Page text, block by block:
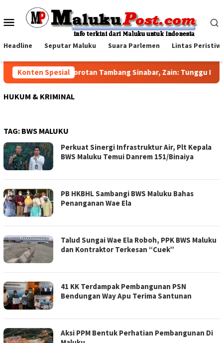
konten
Menu
Headline Seputar Maluku Suara Parlemen Lintas
Konten Spesial
Jawab Sorotan Tambang Sinabar, Zain: Tunggu
HUKUM & KRIMINAL
TAG: BWS MALUKU
Perkuat Sinergi Infrastruktur Air, Plt Kepala
BWS Maluku Temui Danrem 151/Binaiya
PB HKBHL Sambangi BWS Maluku Bahas
Penanganan Wae Ela
Talud Sungai Wae Ela Roboh, PPK BWS Maluku
dan Kontraktor Terkesan “Cuek”
41 KK Terdampak Pembangunan PSN
Bendungan Way Apu Terima Santunan
Aksi PPM Bentuk Perhatian Pembangunan Di